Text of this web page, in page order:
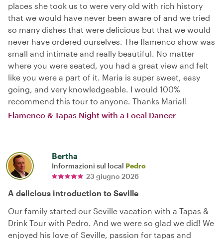
places she took us to were very old with rich history
that we would have never been aware of and we tried
so many dishes that were delicious but that we would
never have ordered ourselves. The flamenco show was
small and intimate and really beautiful. No matter
where you were seated, you had a great view and felt
like you were a part of it. Maria is super sweet, easy
going, and very knowledgeable. I would 100%
recommend this tour to anyone. Thanks Maria!!
Flamenco & Tapas Night with a Local Dancer
Bertha
Informazioni sul local Pedro
23 giugno 2026
A delicious introduction to Seville
Our family started our Seville vacation with a Tapas &
Drink Tour with Pedro. And we were so glad we did! We
enjoyed his love of Seville, passion for tapas and